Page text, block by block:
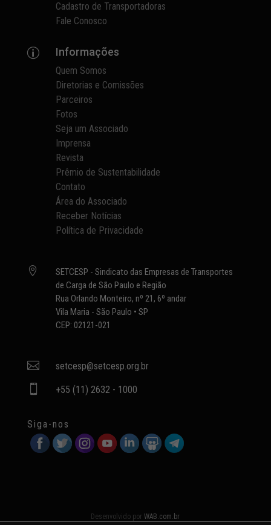
Cadastro de Transportadoras
Fale Conosco
p Informações
Quem Somos
Diretorias e Comissões
Parceiros
Fotos
Seja um Associado
Imprensa
Revista
Prêmio de Sustentabilidade
Contato
Área do Associado
Receber Notícias
Política de Privacidade

SETCESP - Sindicato das Empresas de Transportes
de Carga de São Paulo e Região
Rua Orlando Monteiro, nº 21, 6º andar
Vila Maria - São Paulo • SP
CEP: 02121-021
 setcesp@setcesp.org.br
 +55 (11) 2632 - 1000
Siga-nos
Desenvolvido porWAB.com.br